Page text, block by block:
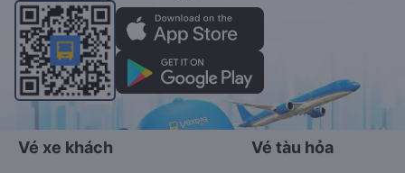
Vé xe khách Vé tàu hỏa